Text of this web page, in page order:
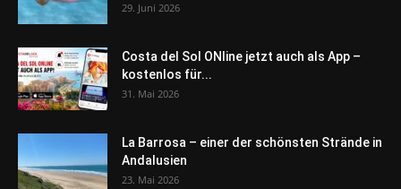
29. Juni 2026
Costa del Sol ONline jetzt auch als App –
kostenlos für...
31. Mai 2026
La Barrosa – einer der schönsten Strände in
Andalusien
23. Mai 2026